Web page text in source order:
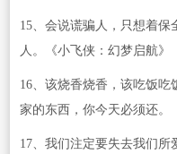
15、会说谎骗人，只想着
人。《小飞侠：幻梦启航》
16、该烧香烧香，该吃饭
家的东西，你今天必须还。
17、我们注定要失去我们所